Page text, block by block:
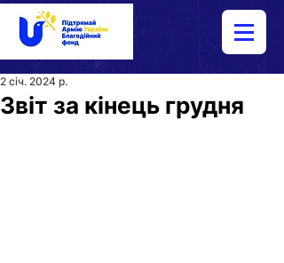
Звіт за кінець грудня
2 січ. 2024 р.